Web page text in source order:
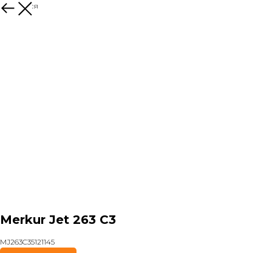
Вернуться
Merkur Jet 263 C3
MJ263C35121145